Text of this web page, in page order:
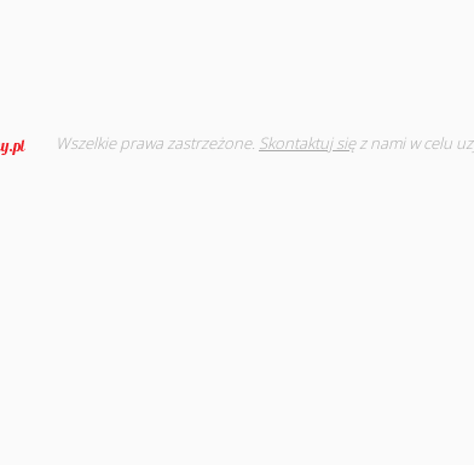
Wszelkie prawa zastrzeżone. Skontaktuj sięz nami w celu